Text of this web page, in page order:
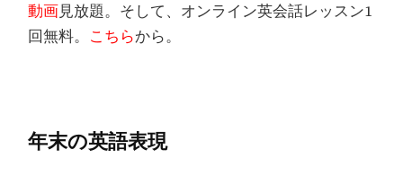
動画見放題。そして、オンライン英会話レッスン1
回無料。 こちらから。
年末の英語表現